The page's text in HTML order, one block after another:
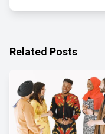
Related Posts